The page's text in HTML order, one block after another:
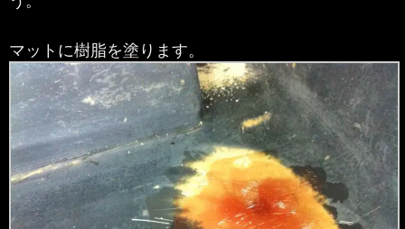
マットに樹脂を塗ります。